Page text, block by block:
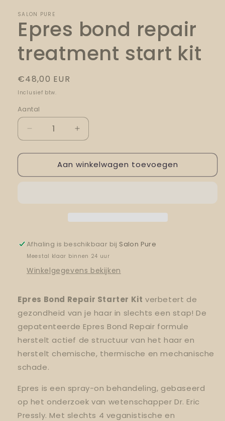
SALON PURE
Epres bond repair
treatment start kit
Normale
prijs
€48,00 EUR
Inclusief btw.
Aantal
Aantal
verlagen
voor
bond
Aantal
verhogen
voor
Epres
bond
Aan winkelwagen toevoegen
Afhaling is beschikbaar bij Salon Pure
Meestal klaar binnen 24 uur
Winkelgegevens bekijken
Epres Bond Repair Starter Kit verbetert de
gezondheid van je haar in slechts een stap! De
gepatenteerde Epres Bond Repair formule
herstelt actief de structuur van het haar en
herstelt chemische, thermische en mechanische
schade.
Epres is een spray-on behandeling, gebaseerd
op het onderzoek van wetenschapper Dr. Eric
Pressly. Met slechts 4 veganistische en